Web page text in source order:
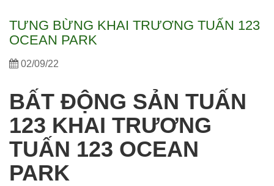
TƯNG BỪNG KHAI TRƯƠNG TUẤN 123
OCEAN PARK
02/09/22
BẤT ĐỘNG SẢN TUẤN
123 KHAI TRƯƠNG
TUẤN 123 OCEAN
PARK